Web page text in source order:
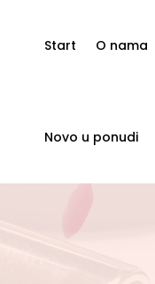
Start O nama
Novo u ponudi